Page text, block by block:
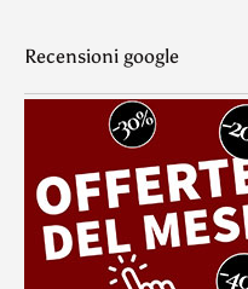
Recensioni google